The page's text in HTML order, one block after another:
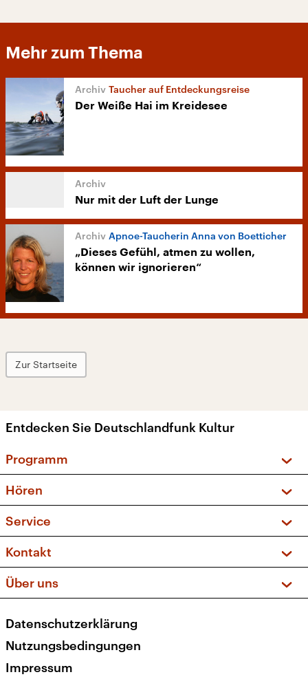
Mehr zum Thema
Taucher auf Entdeckungsreise
Der Weiße Hai im Kreidesee
Nur mit der Luft der Lunge
Apnoe-Taucherin Anna von Boetticher
„Dieses Gefühl, atmen zu wollen,
können wir ignorieren“
Zur Startseite
Entdecken Sie Deutschlandfunk Kultur
Programm
Sendungen und Podcasts
Musikliste
Kakadu – Das Kinderprogramm
Hören
Frequenzen (UKW + DAB+)
Service
FAQ
Apps
Newsletter
Veranstaltungen
Kontakt
Social Media
Über uns
Presse
Karriere
Transparenz
Datenschutzerklärung
Nutzungsbedingungen
Impressum